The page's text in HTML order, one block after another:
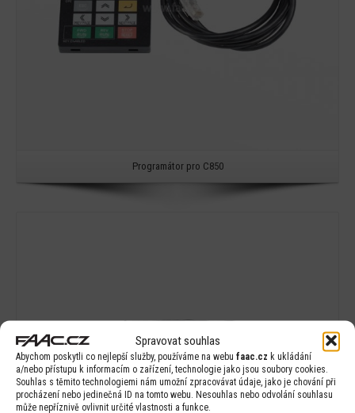
Spravovat souhlas
Abychom poskytli co nejlepší služby, používáme na webu faac.cz k ukládání
a/nebo přístupu k informacím o zařízení, technologie jako jsou soubory cookies.
Souhlas s těmito technologiemi nám umožní zpracovávat údaje, jako je chování při
procházení nebo jedinečná ID na tomto webu. Nesouhlas nebo odvolání souhlasu
může nepříznivě ovlivnit určité vlastnosti a funkce.
Programátor pro C850